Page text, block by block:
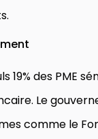
19% des PME
Le
comme le